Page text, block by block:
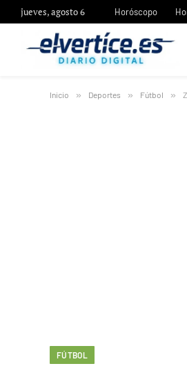
jueves, agosto 6 Horóscopo
Inicio » Deportes » Fútbol »
FÚTBOL